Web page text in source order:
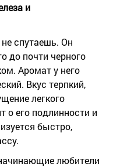
и
спутаешь. Он
до почти черного
Аромат у него
Вкус терпкий,
легкого
о его подлинности и
быстро,
любители